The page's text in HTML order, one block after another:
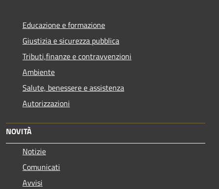
Educazione e formazione
Giustizia e sicurezza pubblica
Tributi,finanze e contravvenzioni
Ambiente
Salute, benessere e assistenza
Autorizzazioni
NOVITÀ
Notizie
Comunicati
Avvisi